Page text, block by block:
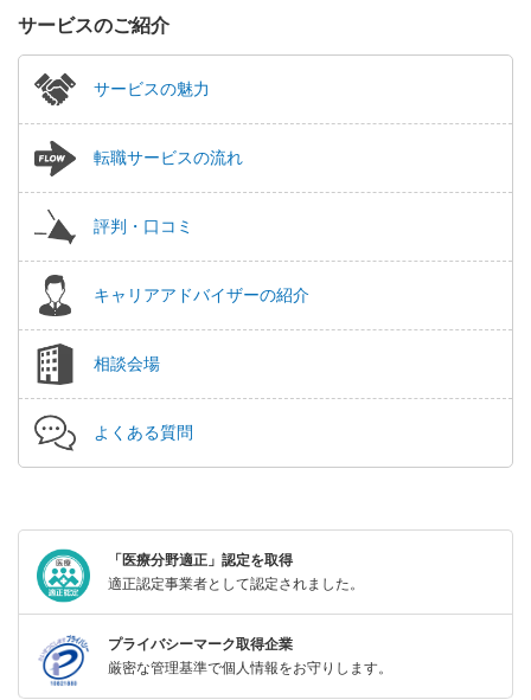
サービスのご紹介
サービスの魅力
転職サービスの流れ
評判・口コミ
キャリアアドバイザーの紹介
相談会場
よくある質問
「医療分野適正」認定を取得
適正認定事業者として認定されました。
プライバシーマーク取得企業
厳密な管理基準で個人情報をお守りします。